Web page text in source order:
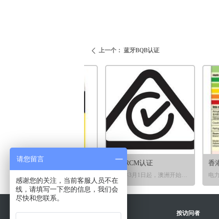
GCC认证
标准法规定，绝大多数电子电气产品和零部件都纳入 南非电磁兼容符合性证书（SABS EMC COC）的强制认证范围。同时包括EMI和 EMS。
讯部门，针对出口南非市场的无线通信设备，需要向 南非独立通信局(Independent Communications Authority of South Africa,简 称ICASA)进行型号认证申请。
澳洲RCM认证
2013年3月1日起，澳洲开始实施新的电器安全法规（EESS）以及单一法规符合性标志RCM（新南威尔士州除外）。SAA认证和C-Tick认证逐步取消，三种符合性标志(C-Tick、A-Tick和SAA)正式合并为单一的法规符合性标志RCM。
能效能源标签介绍 —— 根据《能源效益（产品
OFCA介绍 —— OFCA是香港强制性无线认证，在香港销售的无
BIS及WPC认证
印度WPC是印度管制无线法规的机构，所有无线产品在进入市场之前必须 取得WPC的核准。
BSMI及NCC认证
是规定所有电信终端设备、低功率射频电机及电信管制射频器材都需获 得认证，才能在市场上销售。
TELEC认证
PSE认证
CEC能效认证
大IC认证
FCC认证
联盟EAC认证
ꄴ 上一个： 蓝牙BQB认证
按访问者
关于联誉
请您留言
感谢您的关注，当前客服人员不在
线，请填写一下您的信息，我们会
尽快和您联系。